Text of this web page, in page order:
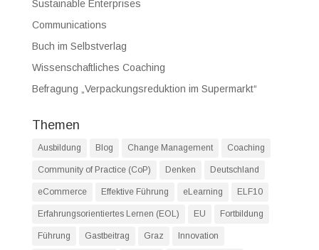
Sustainable Enterprises
Communications
Buch im Selbstverlag
Wissenschaftliches Coaching
Befragung „Verpackungsreduktion im Supermarkt“
Themen
Ausbildung Blog Change Management Coaching
Community of Practice (CoP) Denken Deutschland
eCommerce Effektive Führung eLearning ELF10
Erfahrungsorientiertes Lernen (EOL) EU Fortbildung
Führung Gastbeitrag Graz Innovation